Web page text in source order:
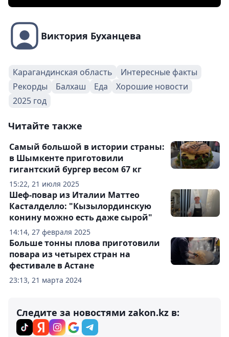
Виктория Буханцева
Карагандинская область
Интересные факты
Рекорды
Балхаш Еда
Хорошие новости
2025 год
Читайте также
15:22, 21 июля 2025
Самый большой в истории страны:
в Шымкенте приготовили
гигантский бургер весом 67 кг
14:14, 27 февраля 2025
Шеф-повар из Италии Маттео
Касталделло: "Кызылординскую
конину можно есть даже сырой"
23:13, 21 марта 2024
Больше тонны плова приготовили
повара из четырех стран на
фестивале в Астане
Следите за новостями zakon.kz в: